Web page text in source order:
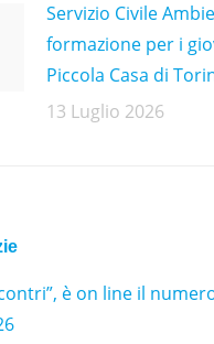
Servizio Civile
formazione per i
Piccola Casa di
13 Luglio 2026
è on line il